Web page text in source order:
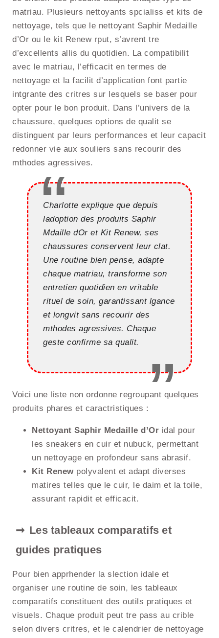
matriau. Plusieurs nettoyants spcialiss et kits de
nettoyage, tels que le nettoyant Saphir Medaille
d’Or ou le kit Renew rput, s’avrent tre
d’excellents allis du quotidien. La compatibilit
avec le matriau, l’efficacit en termes de
nettoyage et la facilit d’application font partie
intgrante des critres sur lesquels se baser pour
opter pour le bon produit. Dans l’univers de la
chaussure, quelques options de qualit se
distinguent par leurs performances et leur capacit
redonner vie aux souliers sans recourir des
mthodes agressives.
Charlotte explique que depuis
ladoption des produits Saphir
Mdaille dOr et Kit Renew, ses
chaussures conservent leur clat.
Une routine bien pense, adapte
chaque matriau, transforme son
entretien quotidien en vritable
rituel de soin, garantissant lgance
et longvit sans recourir des
mthodes agressives. Chaque
geste confirme sa qualit.
Voici une liste non ordonne regroupant quelques
produits phares et caractristiques :
Nettoyant Saphir Medaille d’Or idal pour
les sneakers en cuir et nubuck, permettant
un nettoyage en profondeur sans abrasif.
Kit Renew polyvalent et adapt diverses
matires telles que le cuir, le daim et la toile,
assurant rapidit et efficacit.
Les tableaux comparatifs et
guides pratiques
Pour bien apprhender la slection idale et
organiser une routine de soin, les tableaux
comparatifs constituent des outils pratiques et
visuels. Chaque produit peut tre pass au crible
selon divers critres, et le calendrier de nettoyage